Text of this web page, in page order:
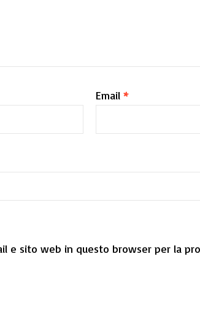
Email *
e sito web in questo browser per la